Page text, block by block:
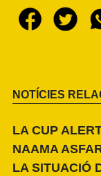
NOTÍCIES
LA CUP
NAAMA
LA SITUACIÓ